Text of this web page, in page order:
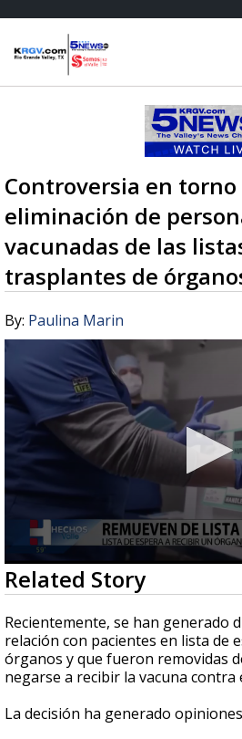
Controversia en torno
eliminación de
vacunadas de las
trasplantes de
By: Paulina Marin
0
seconds
of
2
minutes,
56
seconds
Related Story
Recientemente, se han generado
relación con pacientes en lista de
órganos y que fueron removidas
negarse a recibir la vacuna contra
La decisión ha generado